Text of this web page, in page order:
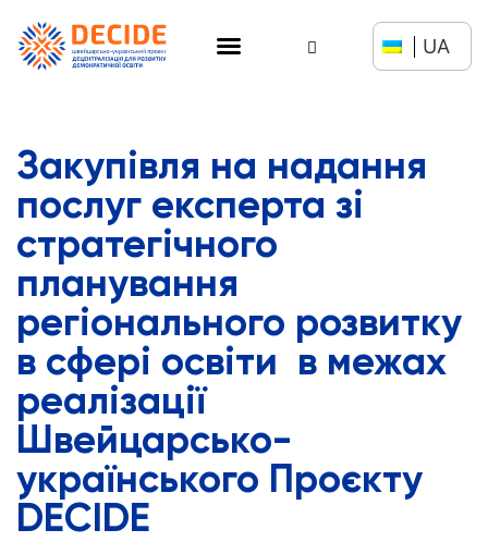
UA
Закупівля на надання
послуг експерта зі
стратегічного
планування
регіонального розвитку
в сфері освіти в межах
реалізації
Швейцарсько-
українського Проєкту
DECIDE